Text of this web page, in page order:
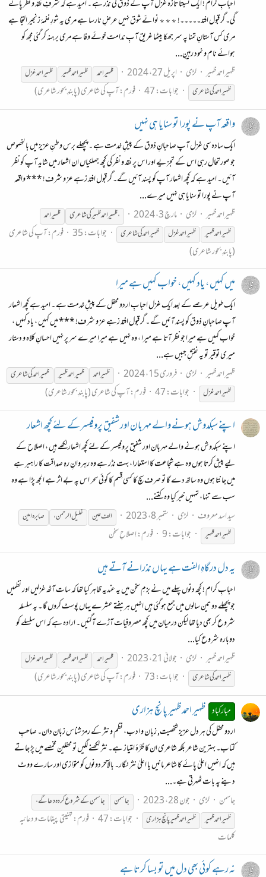
احبابِ کرام ! ایک نسبتاً تازہ غزل آپ کے ذوق کی نذر ہے ۔ امید ہے کہ شرفِ نقد و نظر پائے
گی۔ گر قبول افتد۔۔۔۔۔! ٭٭٭ نوائے شوق نہیں عرضِ نارسا ہے مری یہ شورِ نغمۂ زنجیر التجا ہے
مری کس آستانِ تمنا پہ سر جھکا بیٹھا غریقِ آبِ ندامت خوئے وفا ہے مری برہنہ کر گئی مجھ کو
ہوائے نام و نمود رہینِ...
ظہیراحمدظہیر لڑی اپریل 27، 2024 ظہیراحمد ظہیراحمدظہیر ظہیراحمد غزل
ظہیراحمد کی شاعری جوابات: 47 فورم:آپ کی شاعری (پابندِ بحور شاعری)
واقعہ آپ نے پورا تو سنایا ہی نہیں
ایک سادہ سی غزل آپ صاحبانِ ذوق کے پیشِ خدمت ہے ۔ پچھلے برس وطنِ عزیز میں بالخصوص
جو صورتحال رہی اس کے تجزیے اور اس پر نقد و نظر کی کچھ جھلکیاں ان اشعار میں شاید آپ کو نظر
آئیں ۔ امید ہے کہ کچھ اشعار آپ کو پسند آئیں گے۔ گر قبول افتد زہے عز و شرف! *** واقعہ
آپ نے پورا تو سنایا ہی نہیں میرے...
ظہیراحمدظہیر لڑی مارچ 3، 2024 ،ظہیراحمدظہیر کی شاعری ظہیراحمد
ظہیراحمدظہیر ظہیراحمد غزل ظہیراحمد کی شاعری جوابات: 35 فورم:آپ کی شاعری
(پابندِ بحور شاعری)
میں کہیں ، یاد کہیں ، خواب کہیں ہے میرا
ایک طویل عرصے کے بعد ایک غزل احبابِ اردو محفل کے پیشِ خدمت ہے ۔ امید ہے کچھ اشعار
آپ صاحبانِ ذوق کو پسند آئیں گے ۔ گر قبول افتد زہے عز و شرف! *** میں کہیں ، یاد کہیں ،
خواب کہیں ہے میرا جو نظر آتا ہے میرا ، وہ نہیں ہے میرا میرے سر پر نہیں احسانِ کلاہ و دستار
میری توقیر تو یہ نقشِ جبیں ہے...
ظہیراحمدظہیر لڑی فروری 15، 2024 ظہیراحمد ظہیراحمدظہیر ظہیراحمدکی شاعری
ظہیراحمد غزل جوابات: 47 فورم:آپ کی شاعری (پابندِ بحور شاعری)
اپنے سبکدوش ہونے والے مہربان اور شفیق پروفیسر کے لئے کچھ اشعار
اپنے سبکدوش ہونے والے مہربان اور شفیق پروفیسر کے لئے کچھ اشعار لکھے ہیں ، اصلاح کے
لیے پیش کرتا ہوں وہ ہے شجاعت کا استعارا، بہت نڈر ہے وہ رہروانِ رہِ صداقت کا راہبر ہے
میں جانتا ہوں وہ ساتھ دے گا تو صرف سچ کا کسی قِسم کا کوئی سحر اس پہ بے اثر ہے الجھ پڑا ہے وہ
سب سے تنہا، تمہیں خبر کیا وہ کتنے...
سید اسد معروف
لڑی ستمبر 8، 2023 الف عین خلیل الرحمن،
صابرہ امین
ظہیراحمدظہیر جوابات: 9 فورم:اِصلاحِ سخن
یہ دل درگاہِ الفت ہے یہاں نذرانے آتے ہیں
احبابِ کرام ! کچھ دنوں پہلے میں نے بزمِ سخن میں یہ عندیہ ظاہر کیا تھا کہ سات آٹھ غزلیں اور نظمیں
جو پچھلے دو تین سالوں میں جمع ہوگئی ہیں انہیں ہر ہفتے عشرے یہاں پوسٹ کروں گا ۔ یہ سلسلہ
شروع کر بھی دیا تھا لیکن درمیان میں کچھ مصروفیات آڑے آگئیں ۔ ارادہ ہے کہ اس سلسلے کو
دوبارہ شروع کیا...
ظہیراحمدظہیر لڑی جولائی 21، 2023 ظہیراحمد ظہیراحمدظہیر ظہیراحمد غزل
ظہیراحمد کی شاعری جوابات: 73 فورم:آپ کی شاعری (پابندِ بحور شاعری)
مبارکباد ظہیر احمد ظہیر پانچ ہزاری
اردو محفل کی ہر دل عزیز شخصیت, زبان و ادب، نظم و نثر کے رمز شناس زبان دان۔ صاحبِ
کتاب۔ بہترین شاعر بلکہ شاعری ان کا طُرَّۂ امتیاز ہے۔ نثر لکھنے لگیں تو محفلین مخمصے میں پڑ جاتے
ہیں کہ انھیں اعلیٰ پائے کا شاعر مانیں یا اعلیٰ نثر نگار۔ بالآخر دونوں کو متوازی اور سارے ووٹ
دینے پہ بات ٹھہرتی ہے۔...
جاسمن
لڑی جون 28، 2023 جاسمن
جاسمن کےشروع کردہ دھاگے،
ظہیراحمدظہیر ظہیراحمدظہیرپانچ ہزاری جوابات: 47 فورم:تہنیتی پیغامات و دعائیہ
کلمات
نہ رہے کوئی بھی دل میں تو بسا کرتا ہے